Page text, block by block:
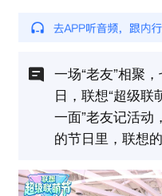
一场“老友”相聚
日，联想“超级联
一面”老友记活动
的节日里，联想